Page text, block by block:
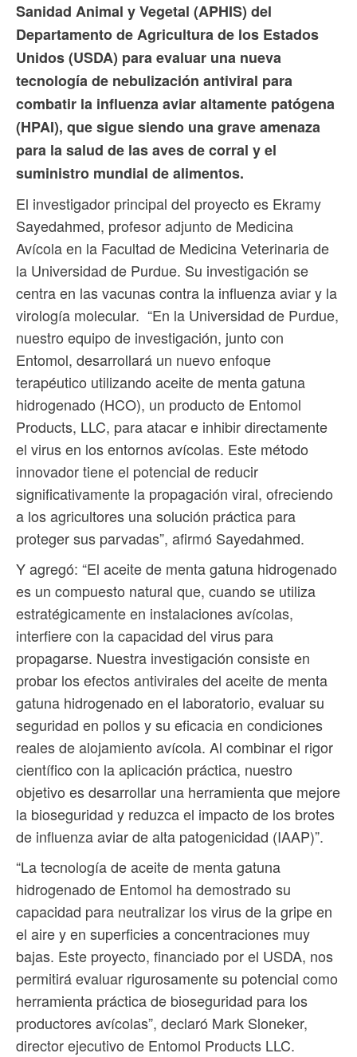
Sanidad Animal y Vegetal (APHIS) del
Departamento de Agricultura de los Estados
Unidos (USDA) para evaluar una nueva
tecnología de nebulización antiviral para
combatir la influenza aviar altamente patógena
(HPAI), que sigue siendo una grave amenaza
para la salud de las aves de corral y el
suministro mundial de alimentos.
El investigador principal del proyecto es Ekramy
Sayedahmed, profesor adjunto de Medicina
Avícola en la Facultad de Medicina Veterinaria de
la Universidad de Purdue. Su investigación se
centra en las vacunas contra la influenza aviar y la
virología molecular. “En la Universidad de Purdue,
nuestro equipo de investigación, junto con
Entomol, desarrollará un nuevo enfoque
terapéutico utilizando aceite de menta gatuna
hidrogenado (HCO), un producto de Entomol
Products, LLC, para atacar e inhibir directamente
el virus en los entornos avícolas. Este método
innovador tiene el potencial de reducir
significativamente la propagación viral, ofreciendo
a los agricultores una solución práctica para
proteger sus parvadas”, afirmó Sayedahmed.
Y agregó: “El aceite de menta gatuna hidrogenado
es un compuesto natural que, cuando se utiliza
estratégicamente en instalaciones avícolas,
interfiere con la capacidad del virus para
propagarse. Nuestra investigación consiste en
probar los efectos antivirales del aceite de menta
gatuna hidrogenado en el laboratorio, evaluar su
seguridad en pollos y su eficacia en condiciones
reales de alojamiento avícola. Al combinar el rigor
científico con la aplicación práctica, nuestro
objetivo es desarrollar una herramienta que mejore
la bioseguridad y reduzca el impacto de los brotes
de influenza aviar de alta patogenicidad (IAAP)”.
“La tecnología de aceite de menta gatuna
hidrogenado de Entomol ha demostrado su
capacidad para neutralizar los virus de la gripe en
el aire y en superficies a concentraciones muy
bajas. Este proyecto, financiado por el USDA, nos
permitirá evaluar rigurosamente su potencial como
herramienta práctica de bioseguridad para los
productores avícolas”, declaró Mark Sloneker,
director ejecutivo de Entomol Products LLC.